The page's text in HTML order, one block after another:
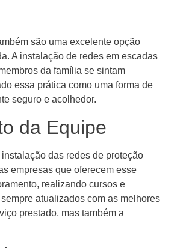
são uma excelente opção
A instalação de redes em escadas
da família se sintam
essa prática como uma forma de
seguro e acolhedor.
da Equipe
das redes de proteção
empresas que oferecem esse
realizando cursos e
atualizados com as melhores
prestado, mas também a